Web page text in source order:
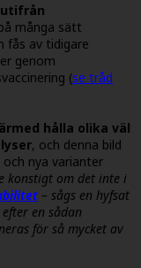
många sätt
fås av tidigare
genom
(se tråd
hålla olika väl
, och denna bild
nya varianter
konstigt om det inte i
– sågs en hyfsat
en sådan
för så mycket av